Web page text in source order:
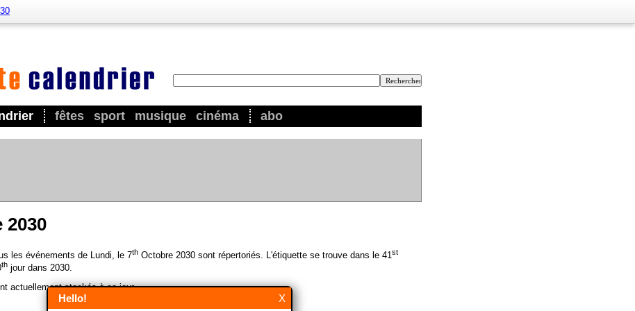
fêtes sport musique cinéma abo
2030
les événements de Lundi, le 7th Octobre 2030 sont répertoriés. L'étiquette se trouve dans le 41st
th jour dans 2030.
actuellement stockés à ce jour.
X
Hello!